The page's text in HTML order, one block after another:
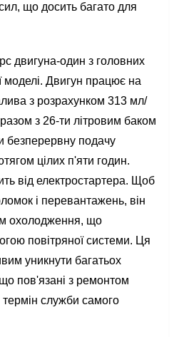
що досить багато для
двигуна-один з головних
моделі. Двигун працює на
з розрахунком 313 мл/
з 26-ти літровим баком
безперервну подачу
цілих п'яти годин.
від електростартера. Щоб
і перевантажень, він
охолодження, що
повітряної системи. Ця
уникнути багатьох
пов'язані з ремонтом
термін служби самого